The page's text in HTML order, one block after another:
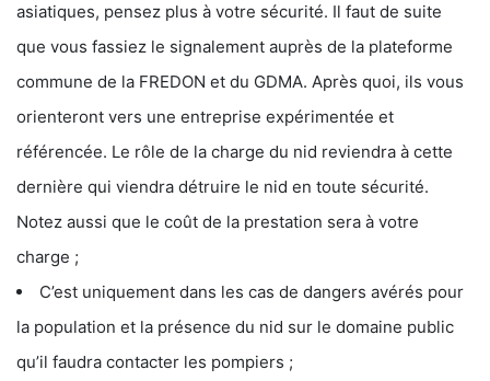
asiatiques, pensez plus à votre sécurité. Il faut de suite
que vous fassiez le signalement auprès de la plateforme
commune de la FREDON et du GDMA. Après quoi, ils vous
orienteront vers une entreprise expérimentée et
référencée. Le rôle de la charge du nid reviendra à cette
dernière qui viendra détruire le nid en toute sécurité.
Notez aussi que le coût de la prestation sera à votre
charge ;
C’est uniquement dans les cas de dangers avérés pour
la population et la présence du nid sur le domaine public
qu’il faudra contacter les pompiers ;